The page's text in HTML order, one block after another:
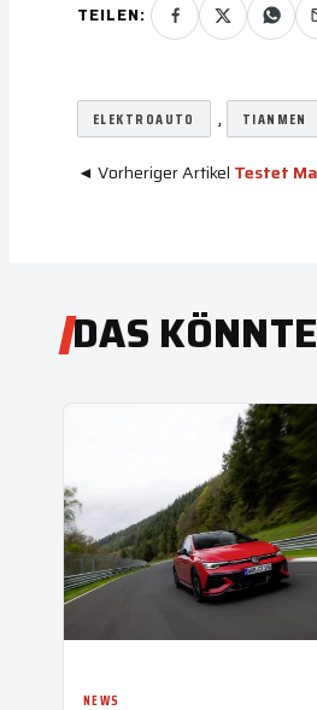
TEILEN:
ELEKTROAUTO , TIANMEN
◄ Vorheriger Artikel Testet
DAS
NEWS